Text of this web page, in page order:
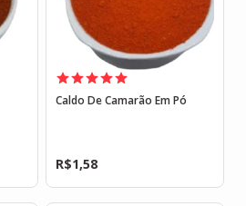
Caldo De Camarão Em Pó
R$1,58